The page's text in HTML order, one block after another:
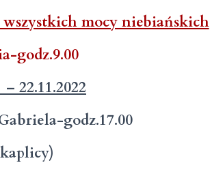
wszystkich mocy niebiańskich
godz.9.00
22.11.2022
godz.17.00